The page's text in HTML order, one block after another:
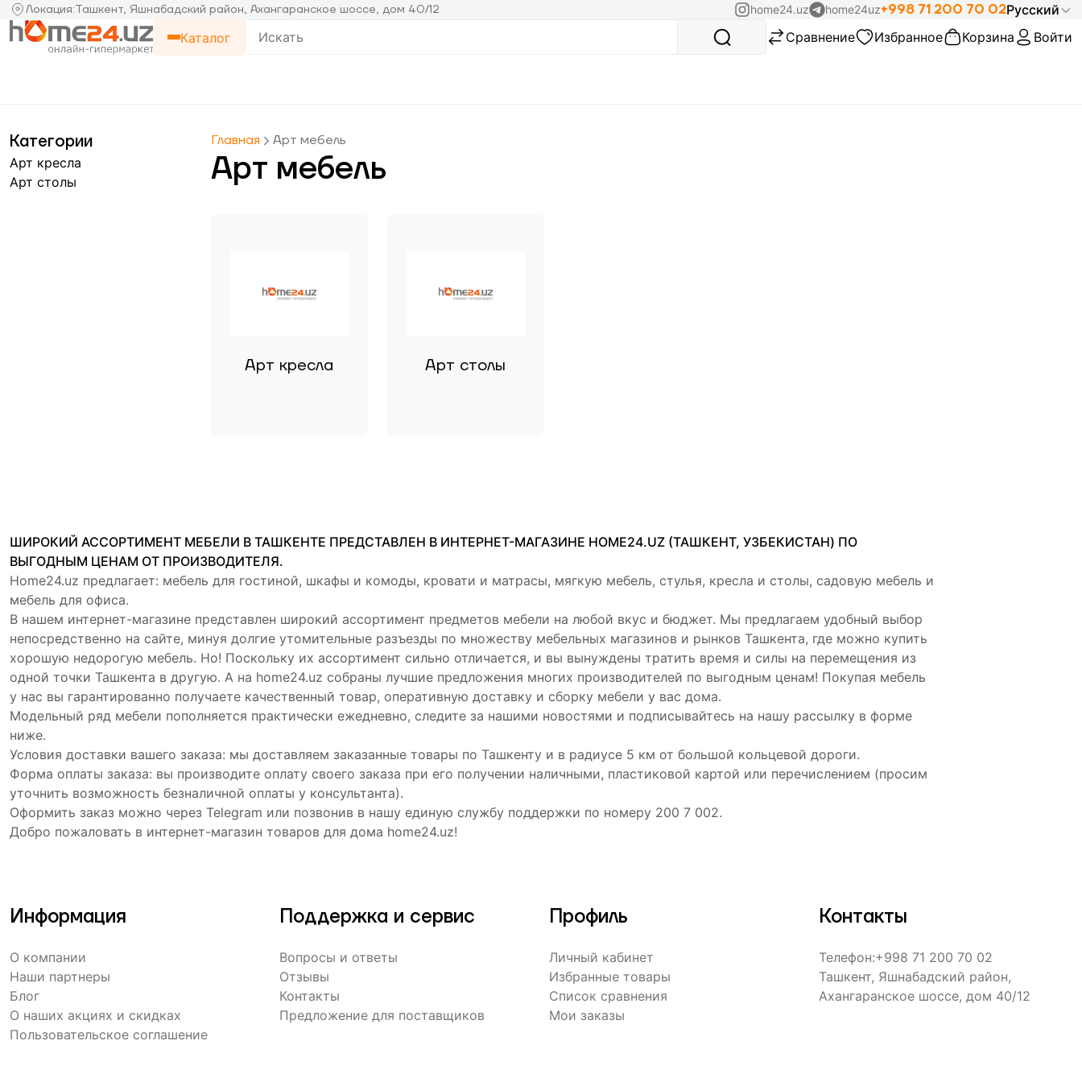
Локация:Ташкент, Яшнабадский район, Ахангаранское шоссе, дом 40/12 home24.uz home24uz+998 71 200 70 02Русский
Каталог
Сравнение Избранное Корзина Войти
Категории
Арт кресла
Арт столы
Главная Арт мебель
Арт мебель
Арт кресла Арт столы
ШИРОКИЙ АССОРТИМЕНТ МЕБЕЛИ В ТАШКЕНТЕ ПРЕДСТАВЛЕН В ИНТЕРНЕТ-МАГАЗИНЕ HOME24.UZ (ТАШКЕНТ, УЗБЕКИСТАН) ПО
ВЫГОДНЫМ ЦЕНАМ ОТ ПРОИЗВОДИТЕЛЯ.
Home24.uz предлагает: мебель для гостиной, шкафы и комоды, кровати и матрасы, мягкую мебель, стулья, кресла и столы, садовую мебель и
мебель для офиса.
В нашем интернет-магазине представлен широкий ассортимент предметов мебели на любой вкус и бюджет. Мы предлагаем удобный выбор
непосредственно на сайте, минуя долгие утомительные разъезды по множеству мебельных магазинов и рынков Ташкента, где можно купить
хорошую недорогую мебель. Но! Поскольку их ассортимент сильно отличается, и вы вынуждены тратить время и силы на перемещения из
одной точки Ташкента в другую. А на home24.uz собраны лучшие предложения многих производителей по выгодным ценам! Покупая мебель
у нас вы гарантированно получаете качественный товар, оперативную доставку и сборку мебели у вас дома.
Модельный ряд мебели пополняется практически ежедневно, следите за нашими новостями и подписывайтесь на нашу рассылку в форме
ниже.
Условия доставки вашего заказа: мы доставляем заказанные товары по Ташкенту и в радиусе 5 км от большой кольцевой дороги.
Форма оплаты заказа: вы производите оплату своего заказа при его получении наличными, пластиковой картой или перечислением (просим
уточнить возможность безналичной оплаты у консультанта).
Оформить заказ можно через Telegram или позвонив в нашу единую службу поддержки по номеру 200 7 002.
Добро пожаловать в интернет-магазин товаров для дома home24.uz!
Информация
О компании
Наши партнеры
Блог
О наших акциях и скидках
Пользовательское соглашение
Поддержка и сервис
Вопросы и ответы
Отзывы
Контакты
Предложение для поставщиков
Профиль
Личный кабинет
Избранные товары
Список сравнения
Мои заказы
Контакты
Телефон:+998 71 200 70 02
Ташкент, Яшнабадский район,
Ахангаранское шоссе, дом 40/12